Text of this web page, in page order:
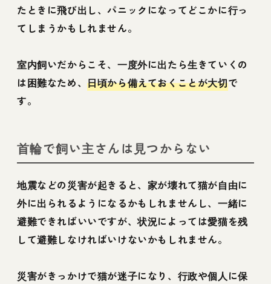
たときに飛び出し、パニックになってどこかに行っ
てしまうかもしれません。
室内飼いだからこそ、一度外に出たら生きていくの
は困難なため、日頃から備えておくことが大切で
す。
首輪で飼い主さんは見つからない
地震などの災害が起きると、家が壊れて猫が自由に
外に出られるようになるかもしれませんし、一緒に
避難できればいいですが、状況によっては愛猫を残
して避難しなければいけないかもしれません。
災害がきっかけで猫が迷子になり、行政や個人に保